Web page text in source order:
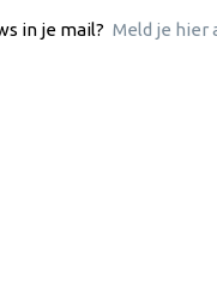
in je mail? Meld je hier